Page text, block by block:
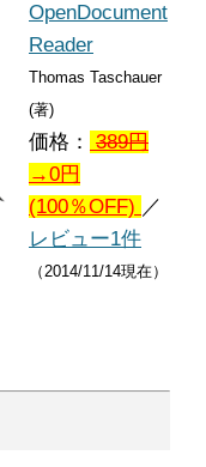
OpenDocument
Reader
Thomas Taschauer
(著)
価格： 389円
→0円
(100％OFF) ／
レビュー1件
（2014/11/14現在）